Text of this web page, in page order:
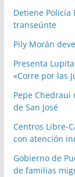
Detiene Policía
transeúnte
Pily Morán
Presenta
«Corre por las
Pepe Chedraui
de San José
Centros Libre-
con atención
Gobierno de
de familias